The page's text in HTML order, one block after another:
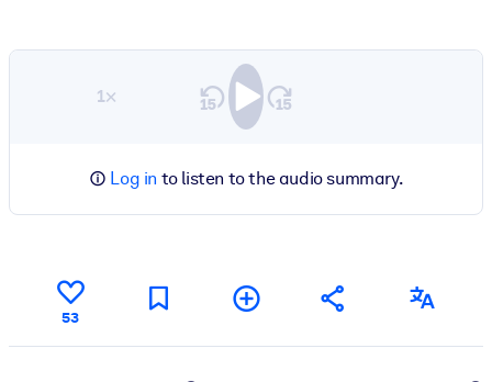
1×
Log in to listen to the audio summary.
53